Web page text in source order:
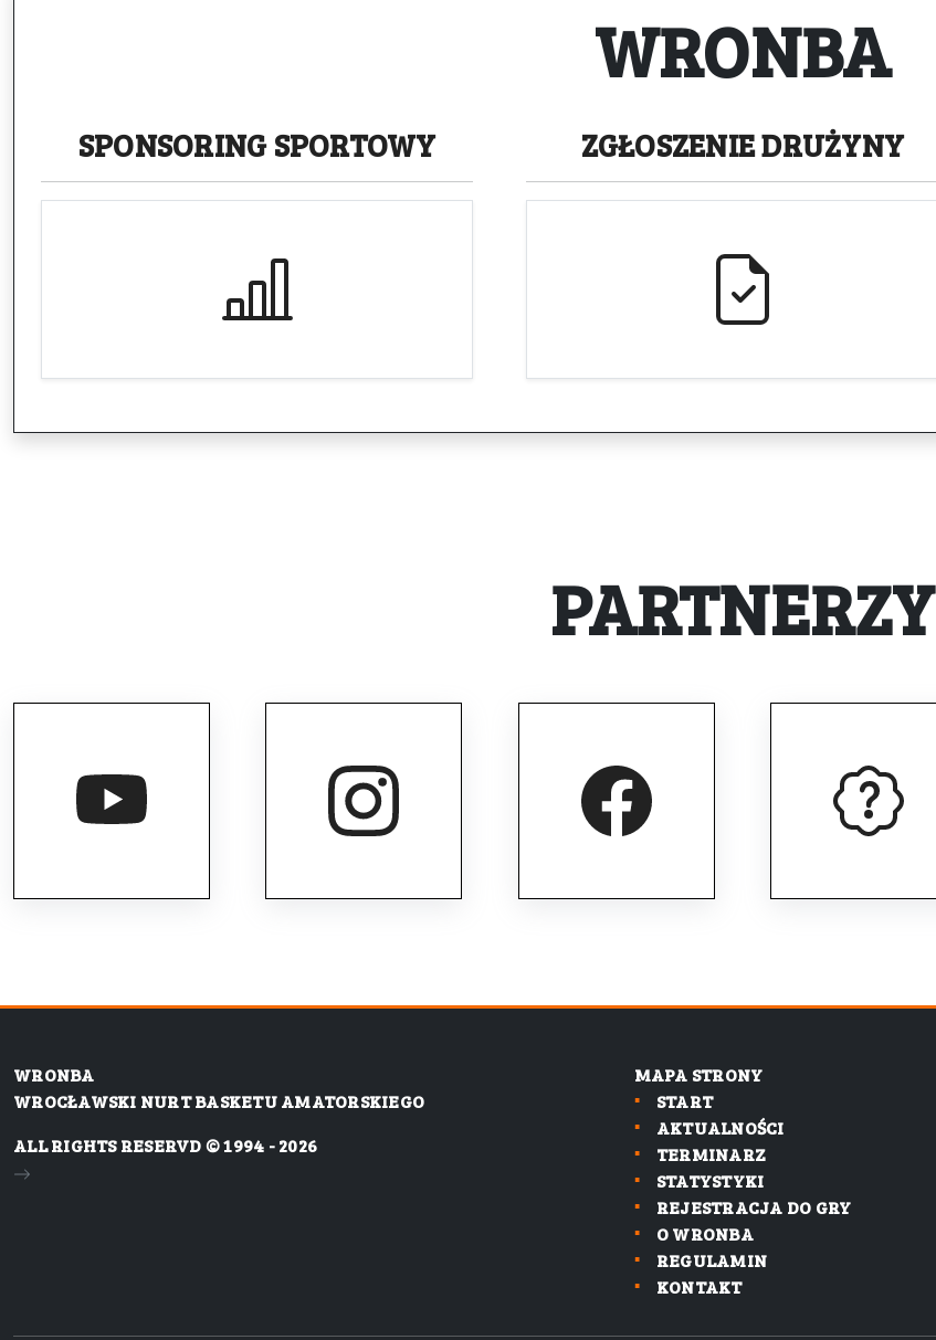
WRONBA
SPONSORINGSPORTOWY ZGŁOSZENIEDRUŻYNY
PARTNERZY
WRONBA
WROCŁAWSKI NURT BASKETU AMATORSKIEGO
ALL RIGHTS RESERVD © 1994 - 2026
MAPA STRONY
START
AKTUALNOŚCI
TERMINARZ
STATYSTYKI
REJESTRACJA DO GRY
O WRONBA
REGULAMIN
KONTAKT